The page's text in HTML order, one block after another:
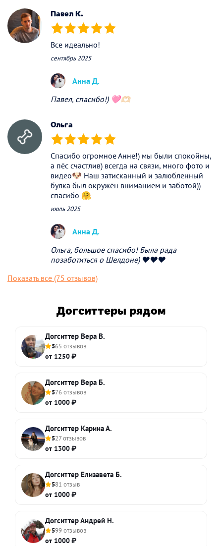
Павел К.
(*) (*) (*) (*) (*)
Все идеально!
сентябрь 2025
Анна Д.
Павел, спасибо!) 🩷🫶🏻
Ольга
(*) (*) (*) (*) (*)
Спасибо огромное Анне!) мы были спокойны,
а пёс счастлив) всегда на связи, много фото и
видео🐶 Наш затисканный и залюбленный
булка был окружён вниманием и заботой))
спасибо 🤗
июль 2025
Анна Д.
Ольга, большое спасибо! Была рада
позаботиться о Шелдоне) ❤️❤️❤️
Показать все (75 отзывов)
Догситтеры рядом
Догситтер Вера В.
565 отзывов
от 1250 ₽
Догситтер Вера Б.
576 отзывов
от 1000 ₽
Догситтер Карина А.
527 отзывов
от 1300 ₽
Догситтер Елизавета Б.
581 отзыв
от 1000 ₽
Догситтер Андрей Н.
599 отзывов
от 1000 ₽